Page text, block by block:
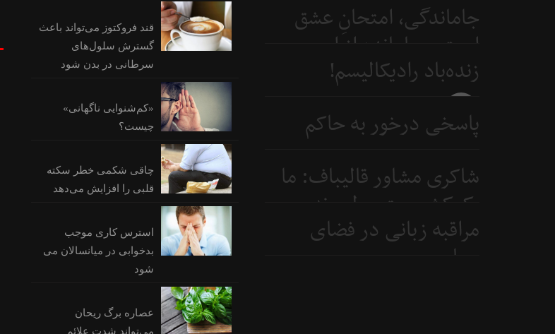
جاماندگی، امتحانِ عشق
است و جامانده از اربعین...
5 روز
زنده‌باد رادیکالیسم!
پاسخی درخور به حاکم
7 روز
شاکری مشاور قالیباف: ما
یک‌کشور متوسطیم نه
ابرقدرت
مراقبه زبانی در فضای
سیاسی
قند فروکتوز می‌تواند باعث
گسترش سلول‌های
سرطانی در بدن شود
«کم‌شنوایی ناگهانی»
چیست؟
چاقی شکمی خطر سکته
قلبی را افزایش می‌دهد
استرس کاری موجب
بدخوابی در میانسالان می
شود
عصاره برگ ریحان
می‌تواند شدت علائم